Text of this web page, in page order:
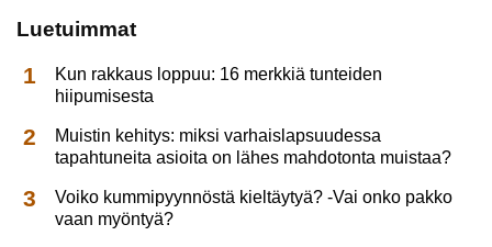
Luetuimmat
Kun rakkaus loppuu: 16 merkkiä tunteiden
hiipumisesta
Muistin kehitys: miksi varhaislapsuudessa
tapahtuneita asioita on lähes mahdotonta muistaa?
Voiko kummipyynnöstä kieltäytyä? -Vai onko pakko
vaan myöntyä?